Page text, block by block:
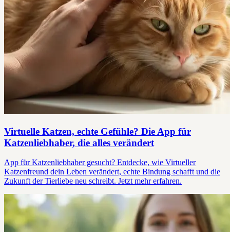
Virtuelle Katzen, echte Gefühle? Die App für
Katzenliebhaber, die alles verändert
App für Katzenliebhaber gesucht? Entdecke, wie Virtueller
Katzenfreund dein Leben verändert, echte Bindung schafft und die
Zukunft der Tierliebe neu schreibt. Jetzt mehr erfahren.